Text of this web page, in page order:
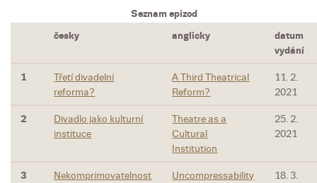
Seznam epizod
česky
anglicky
datum
vydání
1
Třetí divadelní
reforma?
A Third Theatrical
Reform?
11. 2.
2021
2
Divadlo jako kulturní
instituce
Theatre as a
Cultural
Institution
25. 2.
2021
3
Nekomprimovatelnost
Uncompressability
18. 3.